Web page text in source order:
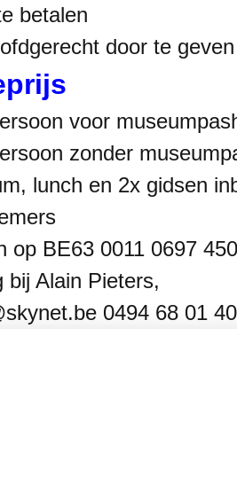
betalen
door te
voor
zonder
lunch en 2x gidsen
op BE63 0011 0697
bij Alain Pieters,
0494 68 01 40